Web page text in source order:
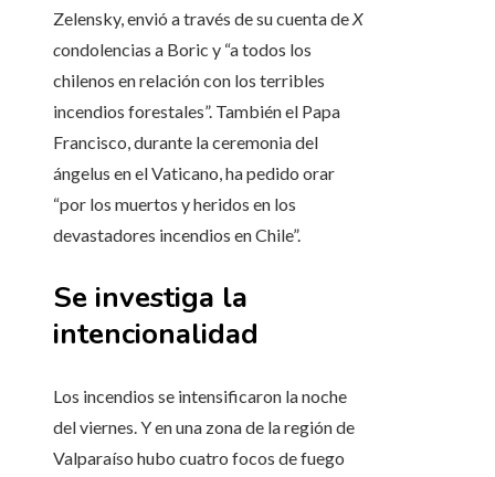
Zelensky, envió a través de su cuenta deX
condolencias a Boric y “atodos los
chilenos en relación con los terribles
incendios forestales”. También el Papa
Francisco, durante la ceremonia del
ángelus en el Vaticano, ha pedido orar
“por los muertos y heridos en los
devastadores incendios en Chile”.
Se investiga la
intencionalidad
Los incendios se intensificaron la noche
del viernes. Y en una zona de la región de
Valparaíso hubo cuatro focos de fuego